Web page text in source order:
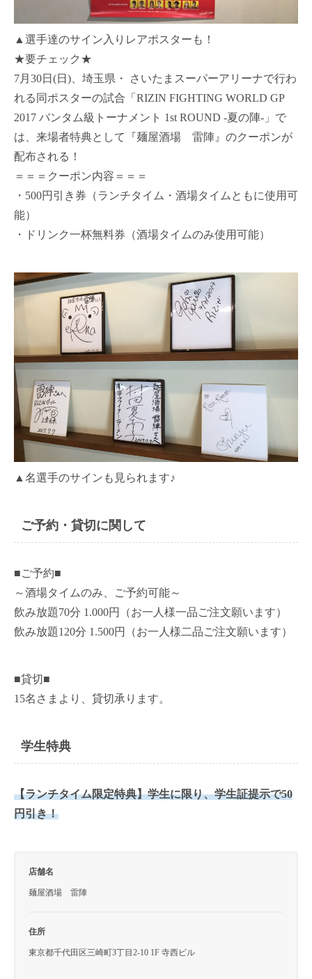
▲選手達のサイン入りレアポスターも！
★要チェック★
7月30日(日)、埼玉県・ さいたまスーパーアリーナで行わ
れる同ポスターの試合「RIZIN FIGHTING WORLD GP
2017 バンタム級トーナメント 1st ROUND -夏の陣-」で
は、来場者特典として『麺屋酒場 雷陣』のクーポンが
配布される！
＝＝＝クーポン内容＝＝＝
・500円引き券（ランチタイム・酒場タイムともに使用可
能）
・ドリンク一杯無料券（酒場タイムのみ使用可能）
▲名選手のサインも見られます♪
ご予約・貸切に関して
■ご予約■
～酒場タイムのみ、ご予約可能～
飲み放題70分 1.000円（お一人様一品ご注文願います）
飲み放題120分 1.500円（お一人様二品ご注文願います）
■貸切■
15名さまより、貸切承ります。
学生特典
【ランチタイム限定特典】学生に限り、学生証提示で50
円引き！
店舗名
麺屋酒場 雷陣
住所
東京都千代田区三崎町3丁目2-10 1F 寺西ビル